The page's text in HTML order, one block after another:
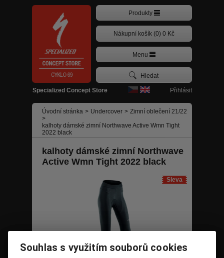
Specialized Concept Store Přihlásit
Produkty
Nákupní košík (0) 0 Kč
Menu
Úvodní stránka > Undercover > Zimní oblečení 21/22
>
kalhoty dámské zimní Northwave Active Wmn Tight
2022 black
kalhoty dámské zimní Northwave
Active Wmn Tight 2022 black
Sleva
Souhlas s využitím souborů cookies
Souhlas s využitím souborů cookies